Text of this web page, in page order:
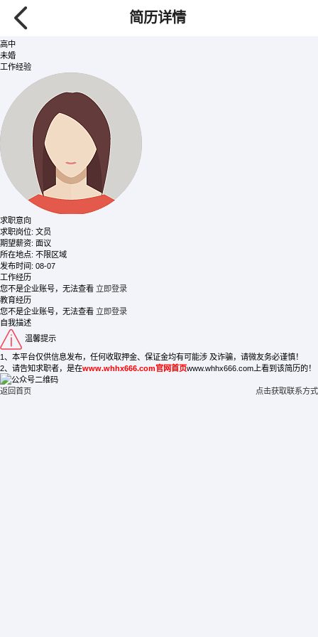
简历详情
/ 女士
135****9008
【查看需要80金币】
高中
未婚
工作经验
求职意向
求职岗位: 文员
期望薪资: 面议
所在地点: 不限区域
发布时间: 08-07
工作经历
您不是企业账号，无法查看 立即登录
教育经历
您不是企业账号，无法查看 立即登录
自我描述
温馨提示
1、本平台仅供信息发布，任何收取押金、保证金均有可能涉 及诈骗，请微友务必谨慎！
2、请告知求职者，是在www.whhx666.com官网首页www.whhx666.com上看到该简历的！
返回首页 点击获取联系方式